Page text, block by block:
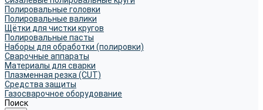
Полировальные головки
Полировальные валики
Щётки для чистки кругов
Полировальные пасты
Наборы для обработки (полировки)
Сварочные аппараты
Материалы для сварки
Плазменная резка (CUT)
Средства защиты
Газосварочное оборудование
Поиск